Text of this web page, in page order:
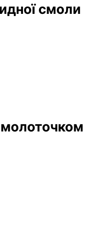
смоли
молоточком